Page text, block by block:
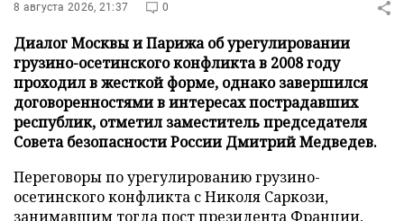
8 августа 2026, 21:37 0
Диалог Москвы и Парижа об урегулировании
грузино-осетинского конфликта в 2008 году
проходил в жесткой форме, однако завершился
договоренностями в интересах пострадавших
республик, отметил заместитель председателя
Совета безопасности России Дмитрий Медведев.
Переговоры по урегулированию грузино-
осетинского конфликта с Николя Саркози,
занимавшим тогда пост президента Франции,